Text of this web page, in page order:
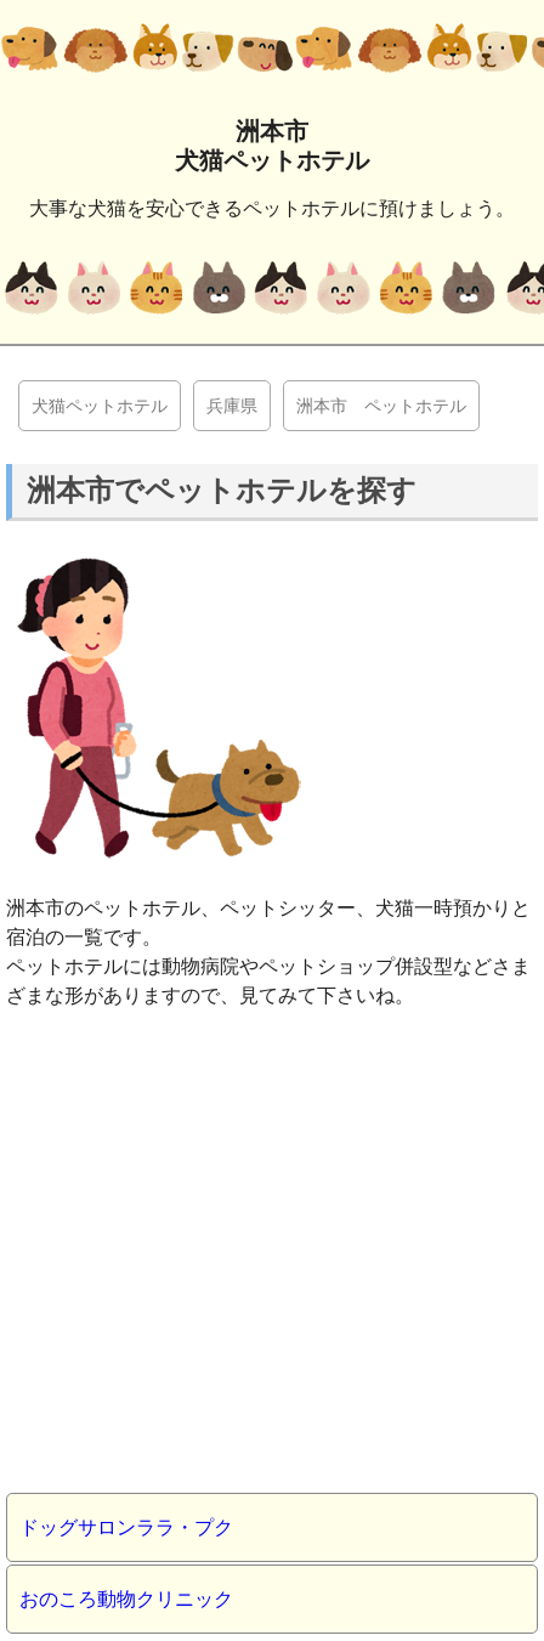
洲本市
犬猫ペットホテル
大事な犬猫を安心できるペットホテルに預けましょう。
犬猫ペットホテル 兵庫県 洲本市 ペットホテル
洲本市でペットホテルを探す
洲本市のペットホテル、ペットシッター、犬猫一時預かりと
宿泊の一覧です。
ペットホテルには動物病院やペットショップ併設型などさま
ざまな形がありますので、見てみて下さいね。
ドッグサロンララ・プク
おのころ動物クリニック